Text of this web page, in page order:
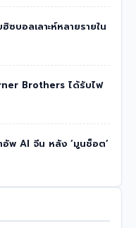
ซบอลเลาะห์หลายรายใน
Brothers ได้รับไฟ
พ AI จีน หลัง ‘มูนช็อต’